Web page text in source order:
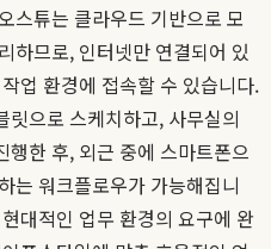
스튜는 클라우드 기반으로 모
하므로, 인터넷만 연결되어 있
업 환경에 접속할 수 있습니다.
으로 스케치하고, 사무실의
한 후, 외근 중에 스마트폰으
는 워크플로우가 가능해집니
대적인 업무 환경의 요구에 완